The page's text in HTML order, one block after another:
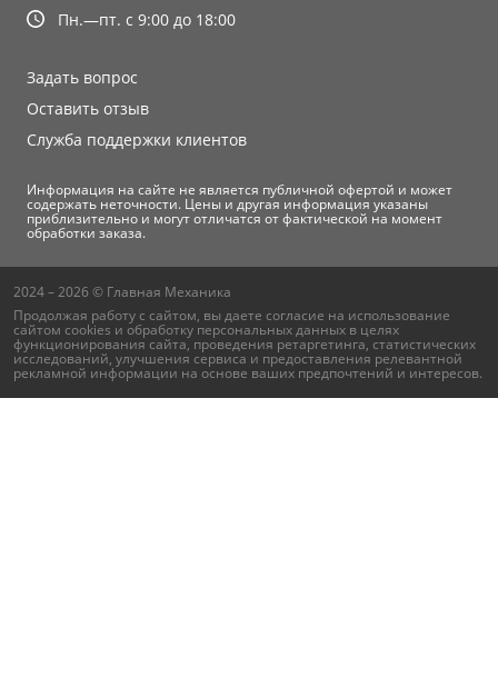
Пн.—пт. с 9:00 до 18:00
Задать вопрос
Оставить отзыв
Служба поддержки клиентов
Информация на сайте не является публичной офертой и может
содержать неточности. Цены и другая информация указаны
приблизительно и могут отличатся от фактической на момент
обработки заказа.
2024 – 2026 © Главная Механика
Продолжая работу с сайтом, вы даете согласие на использование
сайтом cookies и обработку персональных данных в целях
функционирования сайта, проведения ретаргетинга, статистических
исследований, улучшения сервиса и предоставления релевантной
рекламной информации на основе ваших предпочтений и интересов.